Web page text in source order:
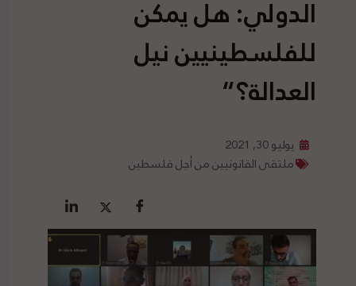
الدولي: هل يمكن
للفلسطينيين نيل
العدالة؟“
يوليو 30, 2021
ملتقى القانونيين من أجل فلسطين